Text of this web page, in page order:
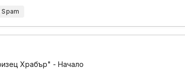
Spam
Храбър" - Начало